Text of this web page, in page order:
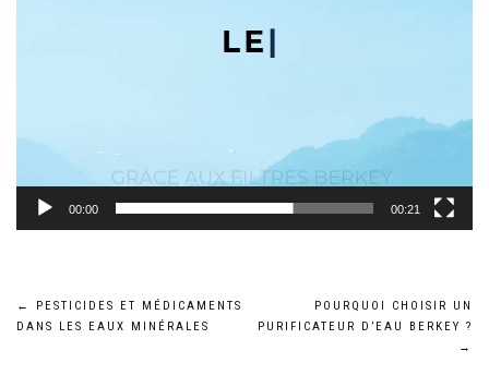
00:00 00:21
Navigation
←
PESTICIDES ET MÉDICAMENTS
DANS LES EAUX MINÉRALES
POURQUOI CHOISIR UN
PURIFICATEUR D’EAU BERKEY ?
→